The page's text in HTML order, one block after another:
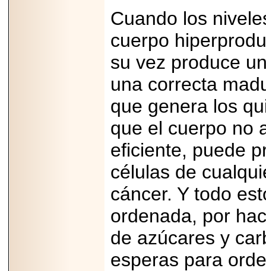
Cuando los
cuerpo
su vez produce
una correcta
que genera los
que el cuerpo no
eficiente, puede
células de
cáncer. Y todo
ordenada, por
de azúcares y
esperas para